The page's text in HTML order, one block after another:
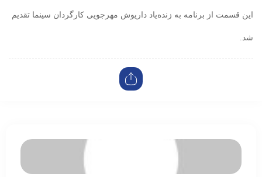
این قسمت از برنامه به زنده‌یاد داریوش مهرجویی کارگردان سینما تقدیم
شد.